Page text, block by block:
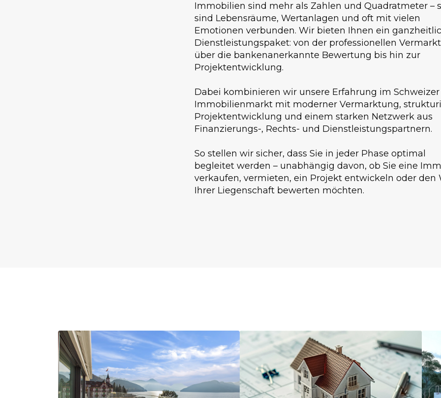
Immobilien sind mehr als Zahlen und Quadratmeter –
sind Lebensräume, Wertanlagen und oft mit vielen
Emotionen verbunden. Wir bieten Ihnen ein
Dienstleistungspaket: von der professionellen
über die bankenanerkannte Bewertung bis hin zur
Projektentwicklung.
Dabei kombinieren wir unsere Erfahrung im Schweizer
Immobilienmarkt mit moderner Vermarktung,
Projektentwicklung und einem starken Netzwerk aus
Finanzierungs-, Rechts- und Dienstleistungspartnern.
So stellen wir sicher, dass Sie in jeder Phase optimal
begleitet werden – unabhängig davon, ob Sie eine
verkaufen, vermieten, ein Projekt entwickeln oder den
Ihrer Liegenschaft bewerten möchten.